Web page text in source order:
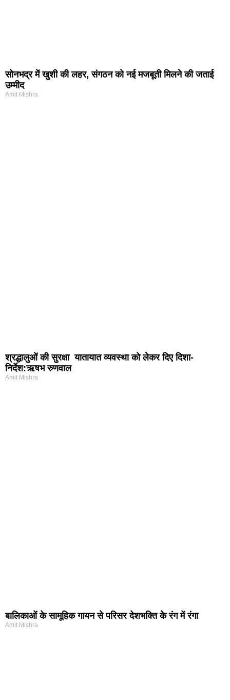
सोनभद्र में खुशी की लहर, संगठन को नई मजबूती मिलने की जताई
उम्मीद
Amit Mishra
श्रद्धालुओं की सुरक्षा यातायात व्यवस्था को लेकर दिए दिशा-
निर्देश:ऋषभ रुणवाल
Amit Mishra
बालिकाओं के सामूहिक गायन से परिसर देशभक्ति के रंग में रंगा
Amit Mishra